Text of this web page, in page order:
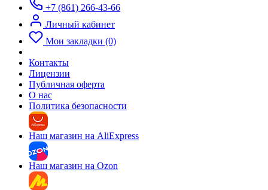
+7 (861) 266-43-66
Личный кабинет
Мои закладки (0)
Контакты
Лицензии
Публичная оферта
О нас
Политика безопасности
Наш магазин на AliExpress
Наш магазин на Ozon